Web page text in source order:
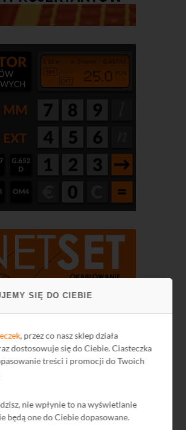
SIĘ DO CIEBIE
, przez co nasz sklep działa
dostosowuje się do Ciebie. Ciasteczka
treści i promocji do Twoich
nie wpłynie to na wyświetlanie
będą one do Ciebie dopasowane.